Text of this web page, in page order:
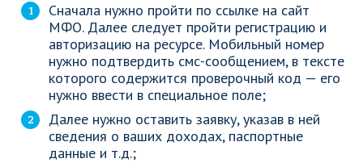
Сначала нужно пройти по ссылке на сайт
МФО. Далее следует пройти регистрацию и
авторизацию на ресурсе. Мобильный номер
нужно подтвердить смс-сообщением, в тексте
которого содержится проверочный код — его
нужно ввести в специальное поле;
Далее нужно оставить заявку, указав в ней
сведения о ваших доходах, паспортные
данные и т.д.;